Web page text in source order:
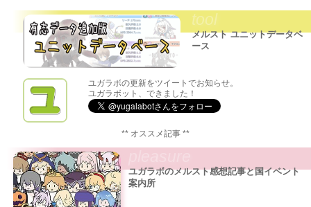
内
検
索:
tool
メルスト ユニットデータベ
ース
ユガラボの更新をツイートでお知らせ。
ユガラボット、できました！
** オススメ記事 **
ユガラボのメルスト感想記事と国イベント
案内所